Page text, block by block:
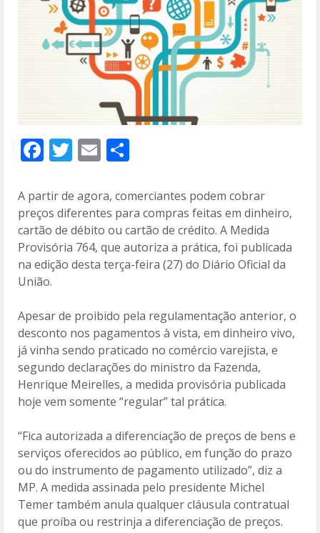
F
ac
e
b
o
o
k
T
w
itt
er
E
m
ai
l
m
p
ar
til
ar
A partir de agora, comerciantes podem cobrar
preços diferentes para compras feitas em dinheiro,
cartão de débito ou cartão de crédito. A Medida
Provisória 764, que autoriza a prática, foi publicada
na edição desta terça-feira (27) do Diário Oficial da
União.
Apesar de proibido pela regulamentação anterior, o
desconto nos pagamentos à vista, em dinheiro vivo,
já vinha sendo praticado no comércio varejista, e
segundo declarações do ministro da Fazenda,
Henrique Meirelles, a medida provisória publicada
hoje vem somente “regular” tal prática.
“Fica autorizada a diferenciação de preços de bens e
serviços oferecidos ao público, em função do prazo
ou do instrumento de pagamento utilizado”, diz a
MP. A medida assinada pelo presidente Michel
Temer também anula qualquer cláusula contratual
que proíba ou restrinja a diferenciação de preços.